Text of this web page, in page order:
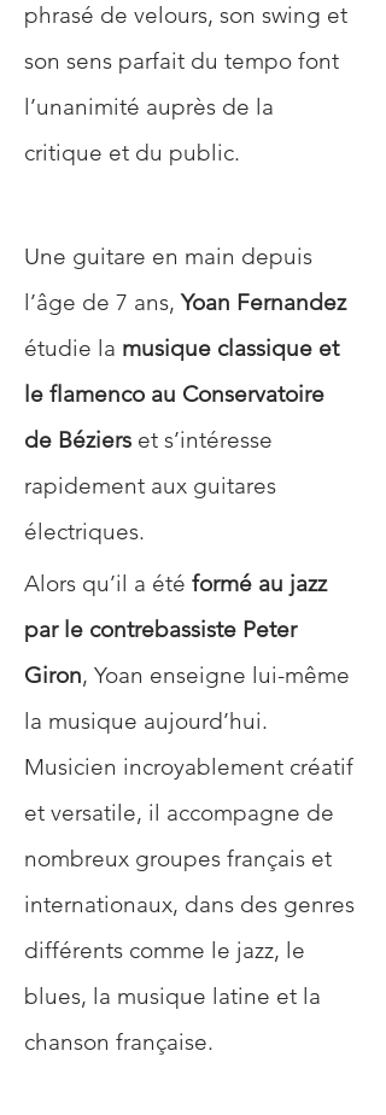
phrasé de velours, son swing et
son sens parfait du tempo font
l’unanimité auprès de la
critique et du public.
Une guitare en main depuis
l’âge de 7 ans, Yoan Fernandez
étudie la musique classique et
le flamenco au Conservatoire
de Béziers et s’intéresse
rapidement aux guitares
électriques.
Alors qu’il a été formé au jazz
par le contrebassiste Peter
Giron, Yoan enseigne lui-même
la musique aujourd’hui.
Musicien incroyablement créatif
et versatile, il accompagne de
nombreux groupes français et
internationaux, dans des genres
différents comme le jazz, le
blues, la musique latine et la
chanson française.